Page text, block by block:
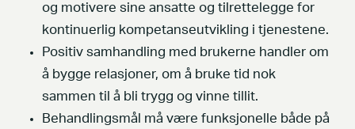
og motivere sine ansatte og tilrettelegge for
kontinuerlig kompetanseutvikling i tjenestene.
Positiv samhandling med brukerne handler om
å bygge relasjoner, om å bruke tid nok
sammen til å bli trygg og vinne tillit.
Behandlingsmål må være funksjonelle både på